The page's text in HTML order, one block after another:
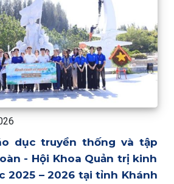
dục truyền thống và tập
- Hội Khoa Quản trị kinh
2025 – 2026 tại tỉnh Khánh